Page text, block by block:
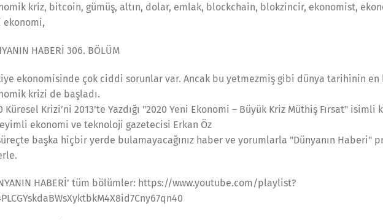
kriz, bitcoin, gümüş, altın, dolar, emlak, blockchain, blokzincir, ekonomist,
ekonomi,
HABERİ 306. BÖLÜM
ekonomisinde çok ciddi sorunlar var. Ancak bu yetmezmiş gibi dünya tarihinin en
krizi de başladı.
Küresel Krizi’ni 2013’te Yazdığı "2020 Yeni Ekonomi – Büyük Kriz Müthiş Fırsat"
ekonomi ve teknoloji gazetecisi Erkan Öz
başka hiçbir yerde bulamayacağınız haber ve yorumlarla "Dünyanın Haberi"
HABERİ’ tüm bölümler: https://www.youtube.com/playlist?